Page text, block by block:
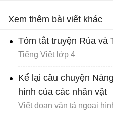
Xem thêm bài viết khác
Tóm tắt truyện Rùa và
Tiếng Việt lớp 4
Kể lại câu chuyện
hình của các nhân vật
Viết đoạn văn tả ngoại